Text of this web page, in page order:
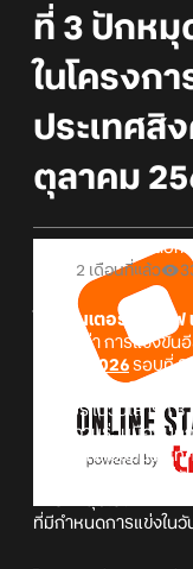
ที่ 3 ปักหมุ
ในโครงก
ประเทศสิ
ตุลาคม
Online Station
2 เดือนที่แล้ว
โซนี่ อินเตอร์แอคทีฟ
นทราบว่า การแข่งขัน
Series 2026 รอบที่ 3
Marina Bay Sands
สิงคโปร์ ในวันเสาร์ที่
ผ่านความร่วมมือกับค
หนึ่งในกิจกรรมของเ
ที่จั
ครอบคลุมไปถึงศึกกา
ที่มีกำหนดการแข่งในวั